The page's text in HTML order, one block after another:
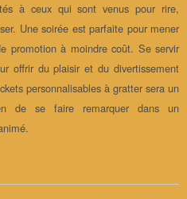
à ceux qui sont venus pour rire,
Une soirée est parfaite pour mener
promotion à moindre coût. Se servir
offrir du plaisir et du divertissement
personnalisables à gratter sera un
de se faire remarquer dans un